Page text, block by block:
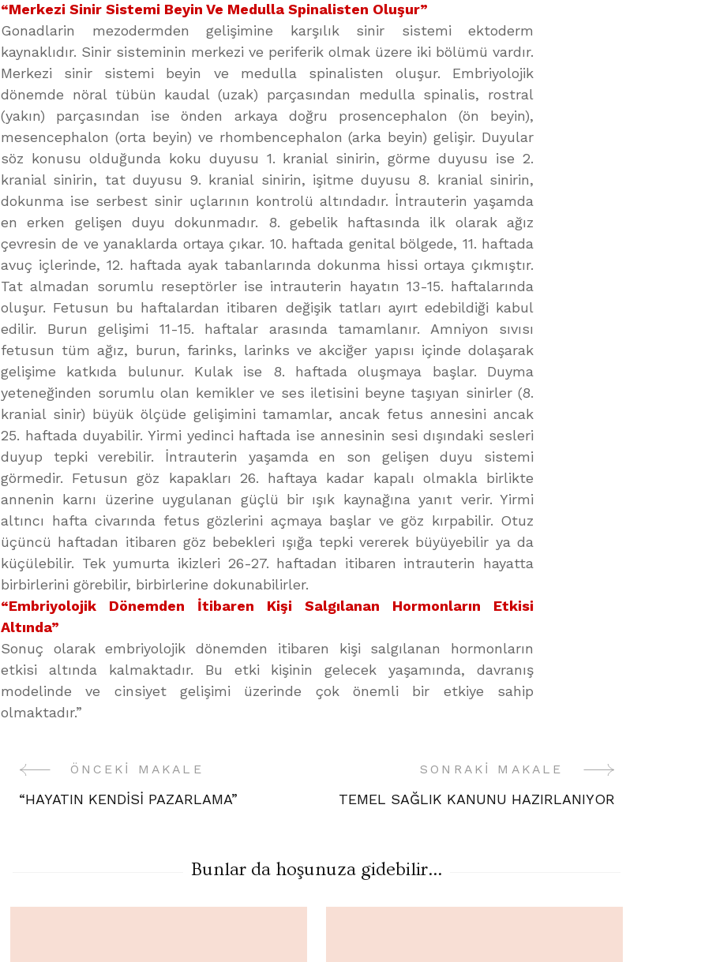
“Merkezi Sinir Sistemi Beyin Ve Medulla Spinalisten Oluşur”
Gonadlarin mezodermden gelişimine karşılık sinir sistemi ektoderm
kaynaklıdır. Sinir sisteminin merkezi ve periferik olmak üzere iki bölümü vardır.
Merkezi sinir sistemi beyin ve medulla spinalisten oluşur. Embriyolojik
dönemde nöral tübün kaudal (uzak) parçasından medulla spinalis, rostral
(yakın) parçasından ise önden arkaya doğru prosencephalon (ön beyin),
mesencephalon (orta beyin) ve rhombencephalon (arka beyin) gelişir. Duyular
söz konusu olduğunda koku duyusu 1. kranial sinirin, görme duyusu ise 2.
kranial sinirin, tat duyusu 9. kranial sinirin, işitme duyusu 8. kranial sinirin,
dokunma ise serbest sinir uçlarının kontrolü altındadır. İntrauterin yaşamda
en erken gelişen duyu dokunmadır. 8. gebelik haftasında ilk olarak ağız
çevresin de ve yanaklarda ortaya çıkar. 10. haftada genital bölgede, 11. haftada
avuç içlerinde, 12. haftada ayak tabanlarında dokunma hissi ortaya çıkmıştır.
Tat almadan sorumlu reseptörler ise intrauterin hayatın 13-15. haftalarında
oluşur. Fetusun bu haftalardan itibaren değişik tatları ayırt edebildiği kabul
edilir. Burun gelişimi 11-15. haftalar arasında tamamlanır. Amniyon sıvısı
fetusun tüm ağız, burun, farinks, larinks ve akciğer yapısı içinde dolaşarak
gelişime katkıda bulunur. Kulak ise 8. haftada oluşmaya başlar. Duyma
yeteneğinden sorumlu olan kemikler ve ses iletisini beyne taşıyan sinirler (8.
kranial sinir) büyük ölçüde gelişimini tamamlar, ancak fetus annesini ancak
25. haftada duyabilir. Yirmi yedinci haftada ise annesinin sesi dışındaki sesleri
duyup tepki verebilir. İntrauterin yaşamda en son gelişen duyu sistemi
görmedir. Fetusun göz kapakları 26. haftaya kadar kapalı olmakla birlikte
annenin karnı üzerine uygulanan güçlü bir ışık kaynağına yanıt verir. Yirmi
altıncı hafta civarında fetus gözlerini açmaya başlar ve göz kırpabilir. Otuz
üçüncü haftadan itibaren göz bebekleri ışığa tepki vererek büyüyebilir ya da
küçülebilir. Tek yumurta ikizleri 26-27. haftadan itibaren intrauterin hayatta
birbirlerini görebilir, birbirlerine dokunabilirler.
“Embriyolojik Dönemden İtibaren Kişi Salgılanan Hormonların Etkisi
Altında”
Sonuç olarak embriyolojik dönemden itibaren kişi salgılanan hormonların
etkisi altında kalmaktadır. Bu etki kişinin gelecek yaşamında, davranış
modelinde ve cinsiyet gelişimi üzerinde çok önemli bir etkiye sahip
olmaktadır.”
YazıÖNCEKI MAKALE
“HAYATIN KENDİSİ PAZARLAMA”
SONRAKI MAKALE
TEMEL SAĞLIK KANUNU HAZIRLANIYOR
Bunlar da hoşunuza gidebilir...